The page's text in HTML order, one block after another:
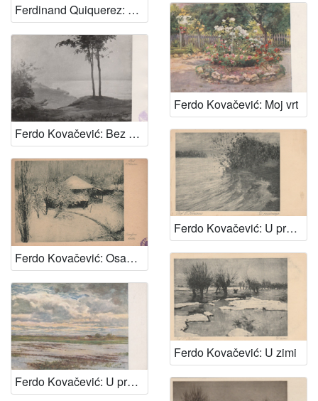
Ferdinand Quiquerez: Sabor 1848
Ferdo Kovačević: Bez naziva
Ferdo Kovačević: Moj vrt
Ferdo Kovačević: Osamljena koliba
Ferdo Kovačević: U predvečerje
Ferdo Kovačević: U predvečerje (Jutro)
Ferdo Kovačević: U zimi